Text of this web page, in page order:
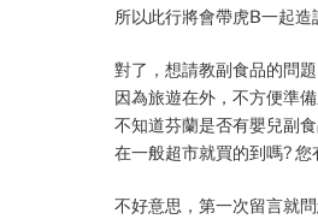
所以此行將會帶虎B一起造
對了，想請教副食品的問題
因為旅遊在外，不方便準
不知道芬蘭是否有嬰兒副食
在一般超市就買的到嗎?
不好意思，第一次留言就